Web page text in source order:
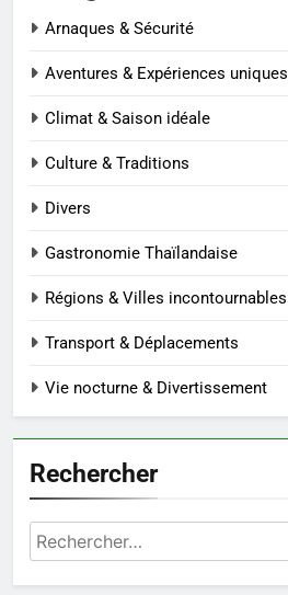
Arnaques & Sécurité
Aventures & Expériences uniques
Climat & Saison idéale
Culture & Traditions
Divers
Gastronomie Thaïlandaise
Régions & Villes incontournables
Transport & Déplacements
Vie nocturne & Divertissement
Rechercher
Rechercher :